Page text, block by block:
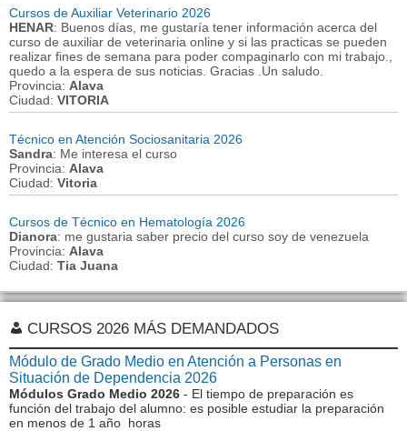
Cursos de Auxiliar Veterinario 2026
HENAR: Buenos días, me gustaría tener información acerca del
curso de auxiliar de veterinaria online y si las practicas se pueden
realizar fines de semana para poder compaginarlo con mi trabajo.,
quedo a la espera de sus noticias. Gracias .Un saludo.
Provincia: Alava
Ciudad: VITORIA
Técnico en Atención Sociosanitaria 2026
Sandra: Me interesa el curso
Provincia: Alava
Ciudad: Vitoria
Cursos de Técnico en Hematología 2026
Dianora: me gustaria saber precio del curso soy de venezuela
Provincia: Alava
Ciudad: Tia Juana
CURSOS 2026 MÁS DEMANDADOS
Módulo de Grado Medio en Atención a Personas en
Situación de Dependencia 2026
Módulos Grado Medio 2026 - El tiempo de preparación es
función del trabajo del alumno: es posible estudiar la preparación
en menos de 1 año horas